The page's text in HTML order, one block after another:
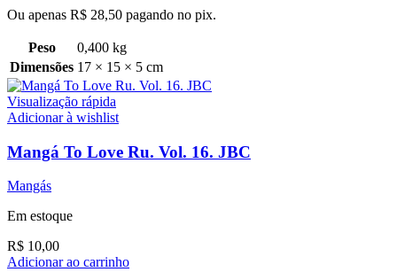
Ou apenas R$ 28,50 pagando no pix.
Peso
0,400 kg
Dimensões 17 × 15 × 5 cm
Visualização rápida
Adicionar à wishlist
Mangá To Love Ru. Vol. 16. JBC
Mangás
Em estoque
R$ 10,00
Adicionar ao carrinho